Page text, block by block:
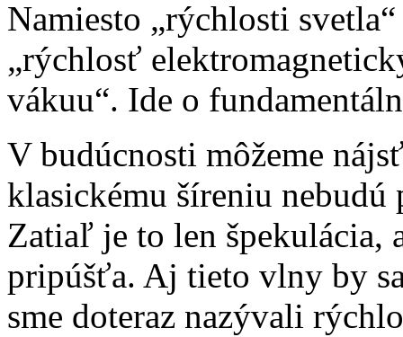
Namiesto „rýchlosti
„rýchlosť
vákuu“. Ide o
V budúcnosti môžeme
klasickému šíreniu
Zatiaľ je to len špekulácia,
pripúšťa. Aj tieto vlny by
sme doteraz nazývali